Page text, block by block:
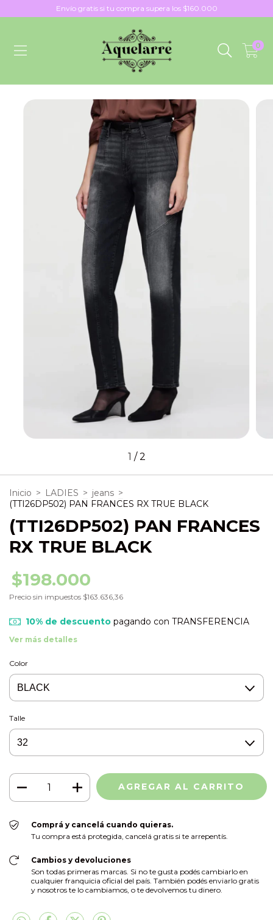
Envío gratis si tu compra supera los $160.000
0
1 /2
Inicio > LADIES > jeans >
(TTI26DP502) PAN FRANCES RX TRUE BLACK
(TTI26DP502) PAN FRANCES
RX TRUE BLACK
$198.000
Precio sin impuestos $163.636,36
10% de descuentopagando con TRANSFERENCIA
Ver más detalles
Color
Talle
Comprá y cancelá cuando quieras.
Tu compra está protegida, cancelá gratis si te arrepentís.
Cambios y devoluciones
Son todas primeras marcas. Si no te gusta podés cambiarlo en
cualquier franquicia oficial del país. También podés enviarlo gratis
y nosotros te lo cambiamos, o te devolvemos tu dinero.